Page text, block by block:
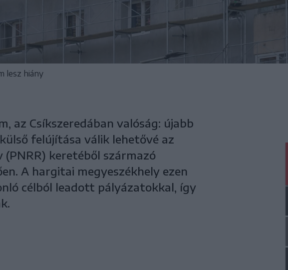
lesz hiány
az Csíkszeredában valóság: újabb
felújítása válik lehetővé az
keretéből származó
A hargitai megyeszékhely ezen
célból leadott pályázatokkal, így